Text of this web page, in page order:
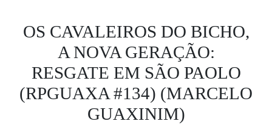
OS CAVALEIROS DO BICHO,
A NOVA GERAÇÃO:
RESGATE EM SÃO PAOLO
(RPGUAXA #134) (MARCELO
GUAXINIM)